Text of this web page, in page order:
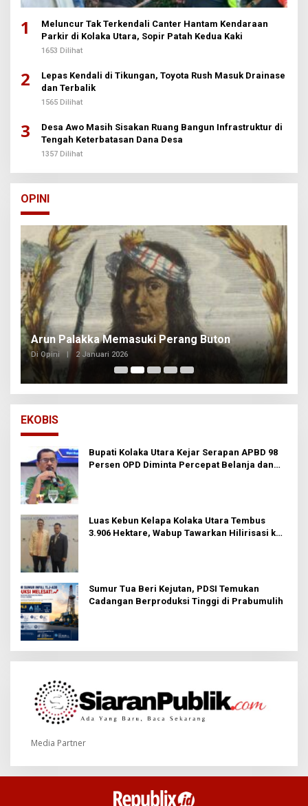
1
Meluncur Tak Terkendali Canter Hantam Kendaraan
Parkir di Kolaka Utara, Sopir Patah Kedua Kaki
1653 Dilihat
2
Lepas Kendali di Tikungan, Toyota Rush Masuk Drainase
dan Terbalik
1565 Dilihat
3
Desa Awo Masih Sisakan Ruang Bangun Infrastruktur di
Tengah Keterbatasan Dana Desa
1357 Dilihat
OPINI
Arun Palakka Memasuki Perang Buton
Di Opini 2 Januari 2026
EKOBIS
Bupati Kolaka Utara Kejar Serapan APBD 98
Persen OPD Diminta Percepat Belanja dan
Luas Kebun Kelapa Kolaka Utara Tembus
3.906 Hektare, Wabup Tawarkan Hilirisasi ke
Sumur Tua Beri Kejutan, PDSI Temukan
Cadangan Berproduksi Tinggi di Prabumulih
Media Partner